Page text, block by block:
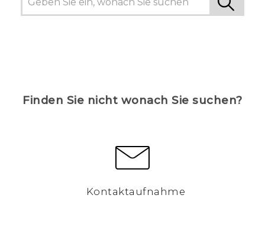
Finden Sie nicht wonach Sie suchen?
Kontaktaufnahme